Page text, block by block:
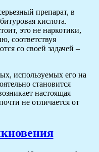
препарат, в
кислота.
это не наркотики,
соответствуя
со своей задачей –
используемых его на
становится
настоящая
не отличается от